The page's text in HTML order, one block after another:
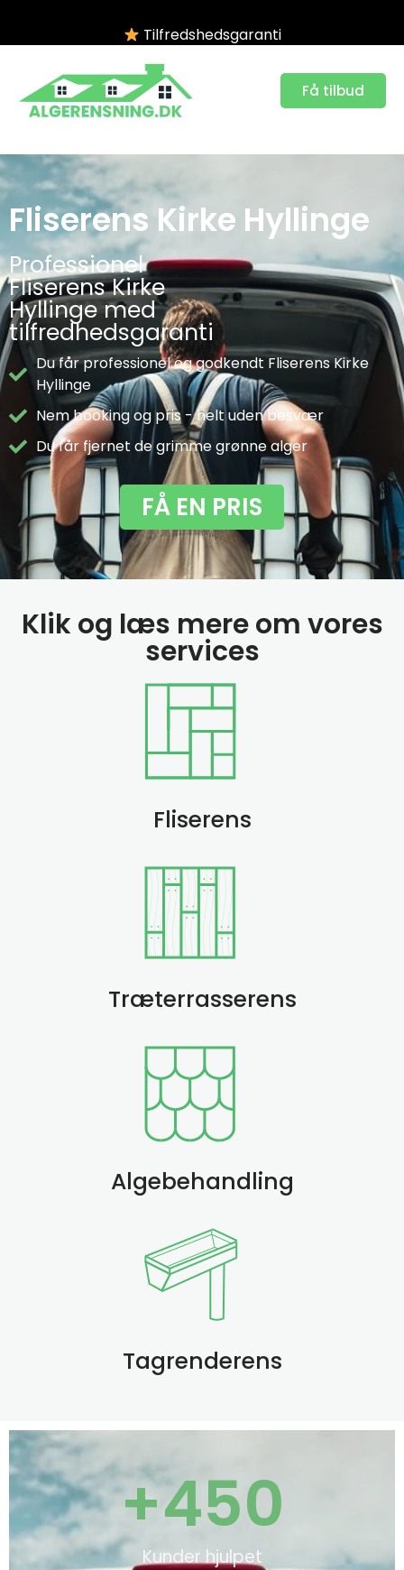
Tilfredshedsgaranti
Få tilbud
Fliserens Kirke Hyllinge
Professionel
Fliserens Kirke
Hyllinge med
tilfredhedsgaranti
Du får professionel og godkendt Fliserens Kirke
Hyllinge
Nem booking og pris - helt uden besvær
Du får fjernet de grimme grønne alger
FÅ EN PRIS
Klik og læs mere om vores
services
Fliserens
Træterrasserens
Algebehandling
Tagrenderens
Kunder hjulpet
+450